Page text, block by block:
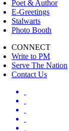
Poet & Author
E-Greetings
Stalwarts
Photo Booth
CONNECT
Write to PM
Serve The Nation
Contact Us